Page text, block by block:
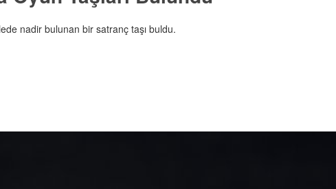
nadir bulunan bir satranç taşı buldu.